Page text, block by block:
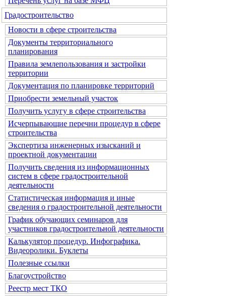
Градостроительство
Новости в сфере строительства
Документы территориального
планирования
Правила землепользования и застройки
территории
Документация по планировке территорий
Приобрести земельный участок
Получить услугу в сфере строительства
Исчерпывающие перечни процедур в сфере
строительства
Экспертиза инженерных изысканий и
проектной документации
Получить сведения из информационных
систем в сфере градостроительной
деятельности
Статистическая информация и иные
сведения о градостроительной деятельности
График обучающих семинаров для
участников градостроительной деятельности
Калькулятор процедур. Инфографика.
Видеоролики. Буклеты
Полезные ссылки
Благоустройство
Реестр мест ТКО